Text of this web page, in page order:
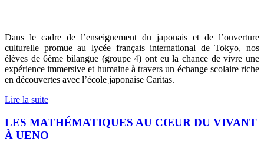
Dans le cadre de l’enseignement du japonais et de l’ouverture
culturelle promue au lycée français international de Tokyo, nos
élèves de 6ème bilangue (groupe 4) ont eu la chance de vivre une
expérience immersive et humaine à travers un échange scolaire riche
en découvertes avec l’école japonaise Caritas.
Lire la suite
LES MATHÉMATIQUES AU CŒUR DU VIVANT
À UENO